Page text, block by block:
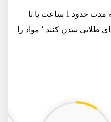
در فر از قبل گرم شده به مدت حدود 1 ساعت یا تا
زمانی که پیازها شروع به قهوه ای طلایی شدن کنند ٬ مواد را